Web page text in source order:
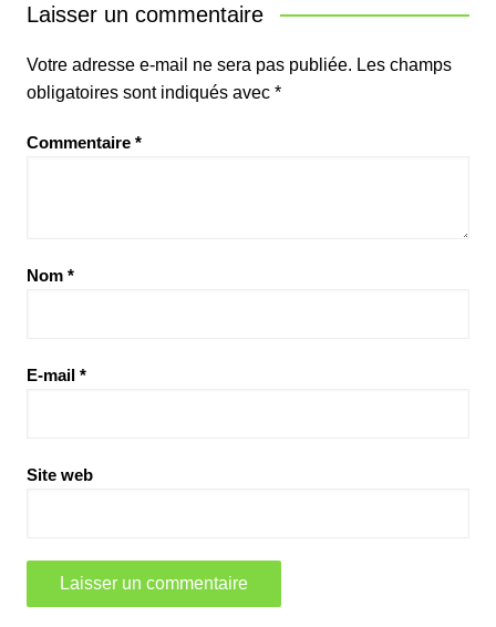
Laisser un commentaire
Votre adresse e-mail ne sera pas publiée. Les champs
obligatoires sont indiqués avec *
Commentaire *
Nom *
E-mail *
Site web